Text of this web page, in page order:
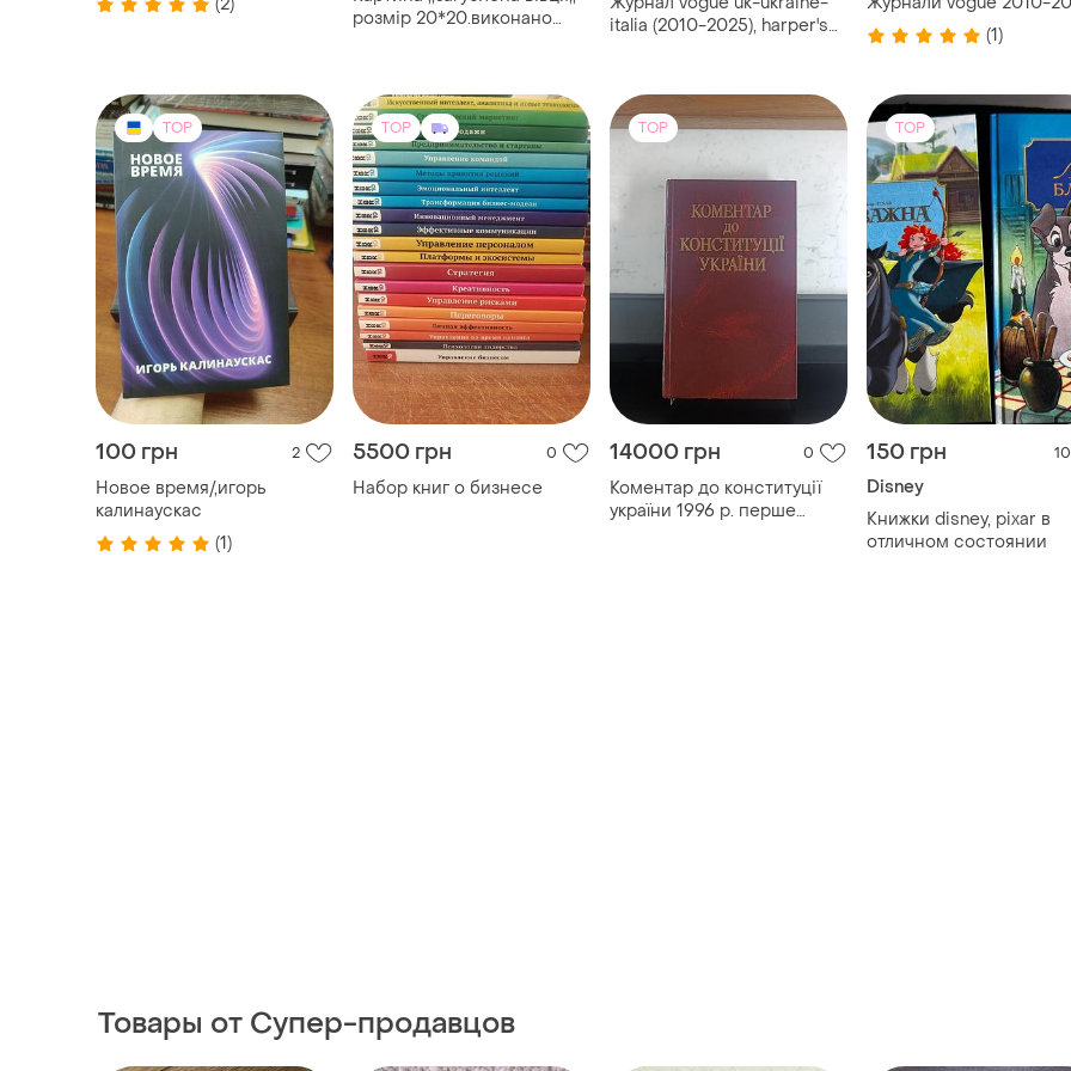
(2)
розмір 20*20.виконано
italia (2010-2025), harper's
звёзды
(1)
TOP
100 грн 2
Новое время/,игорь
калинаускас
(1)
TOP
5500 грн 0
Набор книг о бизнесе
TOP
14000 грн 0
Коментар до конституції
україни 1996 р. перше
TOP
150 грн 10
Disney
Книжки disney, pixar в
отличном состоянии
Товары от Супер-продавцов